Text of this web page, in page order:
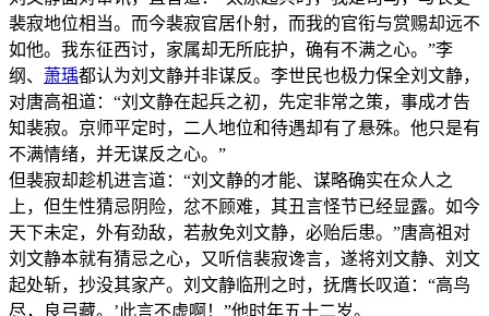
裴寂地位相当。而今裴寂官居仆射，而我的官衔与赏赐却远不
如他。我东征西讨，家属却无所庇护，确有不满之心。”李
纲、 萧瑀都认为刘文静并非谋反。李世民也极力保全刘文静，
对唐高祖道：“刘文静在起兵之初，先定非常之策，事成才告
知裴寂。京师平定时，二人地位和待遇却有了悬殊。他只是有
不满情绪，并无谋反之心。”
但裴寂却趁机进言道：“刘文静的才能、谋略确实在众人之
上，但生性猜忌阴险，忿不顾难，其丑言怪节已经显露。如今
天下未定，外有劲敌，若赦免刘文静，必贻后患。”唐高祖对
刘文静本就有猜忌之心，又听信裴寂谗言，遂将刘文静、刘文
起处斩，抄没其家产。刘文静临刑之时，抚膺长叹道：“高鸟
尽，良弓藏。’此言不虚啊！”他时年五十二岁。